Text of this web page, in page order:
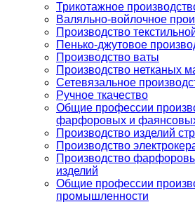
Трикотажное
Валяльно-войлочное
Производство
Пенько-джутовое
Производство ваты
Производство нетканых
Сетевязальное
Ручное ткачество
Общие профессии
фарфоровых и
Производство изделий
Производство
Производство
изделий
Общие профессии
промышленности